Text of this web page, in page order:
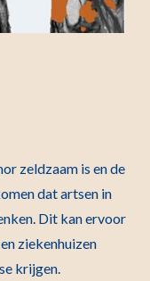
zeldzaam is en de
dat artsen in
Dit kan ervoor
ziekenhuizen
krijgen.